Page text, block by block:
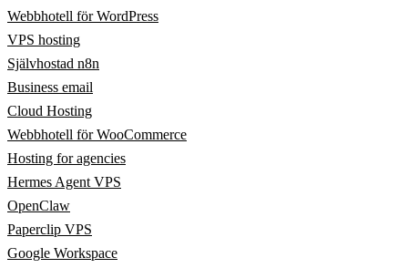
Webbhotell för WordPress
VPS hosting
Självhostad n8n
Business email
Cloud Hosting
Webbhotell för WooCommerce
Hosting for agencies
Hermes Agent VPS
OpenClaw
Paperclip VPS
Google Workspace